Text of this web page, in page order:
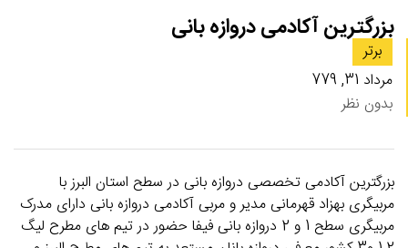
بزرگترین آکادمی دروازه بانی
برتر
مرداد 31, 779
بدون نظر
بزرگترین آکادمی تخصصی دروازه بانی در سطح استان البرز با
مربیگری بهزاد قهرمانی مدیر و مربی آکادمی دروازه بانی دارای مدرک
مربیگری سطح 1 و 2 دروازه بانی فیفا حضور در تیم های مطرح لیگ